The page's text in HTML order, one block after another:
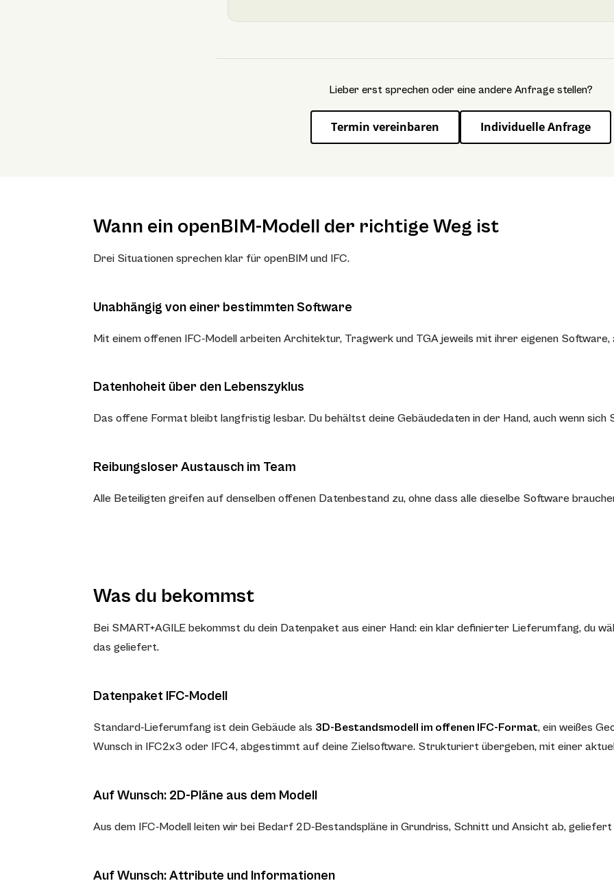
Lieber erst sprechen oder eine andere Anfrage stellen?
Termin vereinbaren Individuelle Anfrage
Wann ein openBIM-Modell der richtige Weg ist
Drei Situationen sprechen klar für openBIM und IFC.
Unabhängig von einer bestimmten Software
Mit einem offenen IFC-Modell arbeiten Architektur, Tragwerk und TGA jeweils mit ihrer eigenen Software,
Datenhoheit über den Lebenszyklus
Das offene Format bleibt langfristig lesbar. Du behältst deine Gebäudedaten in der Hand, auch wenn sich
Reibungsloser Austausch im Team
Alle Beteiligten greifen auf denselben offenen Datenbestand zu, ohne dass alle dieselbe Software
Was du bekommst
Bei SMART+AGILE bekommst du dein Datenpaket aus einer Hand: ein klar definierter Lieferumfang, du
das geliefert.
Datenpaket IFC-Modell
Standard-Lieferumfang ist dein Gebäude als 3D-Bestandsmodell im offenen IFC-Format, ein weißes
Wunsch in IFC2x3 oder IFC4, abgestimmt auf deine Zielsoftware. Strukturiert übergeben, mit einer
Auf Wunsch: 2D-Pläne aus dem Modell
Aus dem IFC-Modell leiten wir bei Bedarf 2D-Bestandspläne in Grundriss, Schnitt und Ansicht ab, geliefert
Auf Wunsch: Attribute und Informationen